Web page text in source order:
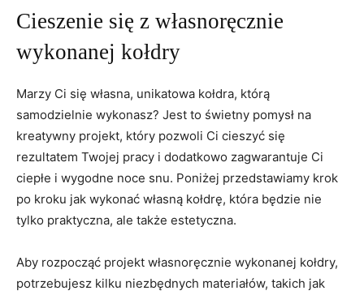
Cieszenie się z ⁢własnoręcznie
wykonanej‍ kołdry
Marzy Ci się własna, unikatowa kołdra, którą
samodzielnie wykonasz? Jest to świetny ⁢pomysł na
kreatywny projekt, który pozwoli Ci cieszyć się
rezultatem Twojej pracy i dodatkowo zagwarantuje‍ Ci⁤
ciepłe i wygodne noce snu.⁢ Poniżej przedstawiamy krok
po ⁣kroku jak⁤ wykonać własną kołdrę, która będzie nie
tylko ‌praktyczna, ale także estetyczna.
Aby⁢ rozpocząć projekt własnoręcznie wykonanej kołdry,
potrzebujesz kilku niezbędnych materiałów, takich jak